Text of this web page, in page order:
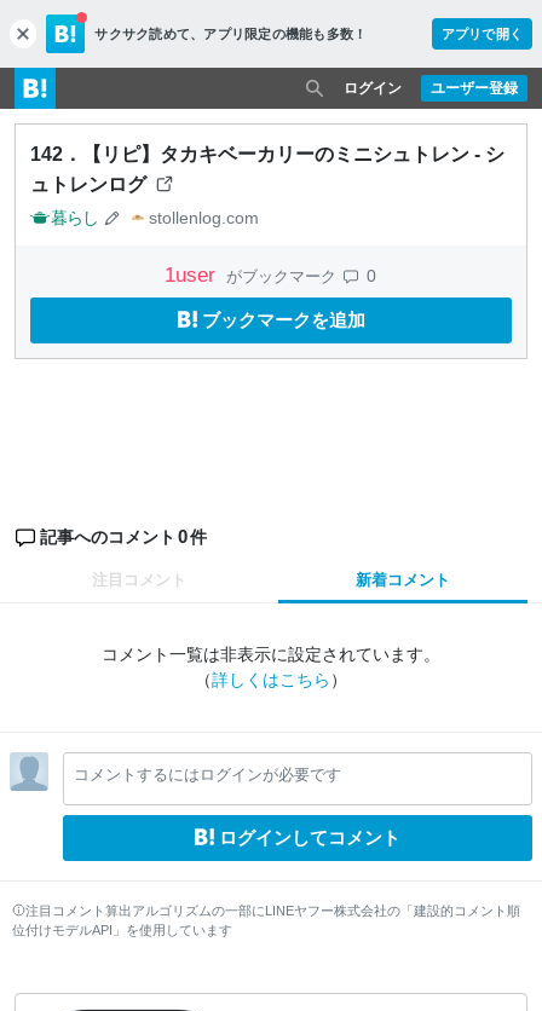
c
l
o
s
e
サクサク読めて、 アプリ限定の機能も多数！ アプリで開く
ユーザー登録
ログイン
142．【リピ】タカキベーカリーのミニシュトレン - シ
ュトレンログ
暮らし stollenlog.com
1user がブックマーク 0
ブックマークを追加
記事へのコメント 0件
注目コメント 新着コメント
コメント一覧は非表示に設定されています。
（詳しくはこちら ）
コメントするにはログインが必要です
ログインしてコメント
注目コメント算出アルゴリズムの一部にLINEヤフー株式会社の「建設的コメント順
位付けモデルAPI」を使用しています